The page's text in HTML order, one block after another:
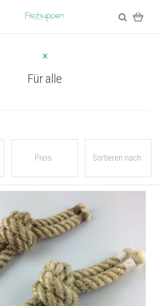
Für alle
Preis Sortieren nach